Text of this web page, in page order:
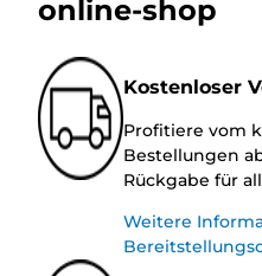
online-shop
Kostenloser
Profitiere vom
Bestellungen
Rückgabe für
Weitere